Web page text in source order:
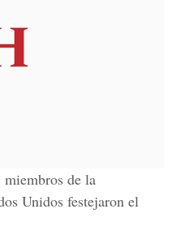
miembros de la
Unidos festejaron el